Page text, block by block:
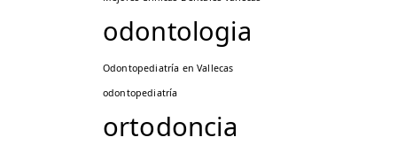
odontologia
Odontopediatría en Vallecas
odontopediatría
ortodoncia